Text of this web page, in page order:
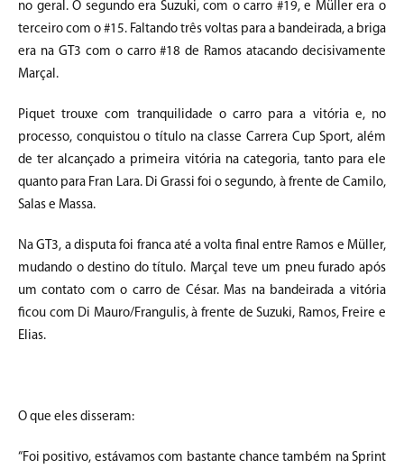
no geral. O segundo era Suzuki, com o carro #19, e Müller era o
terceiro com o #15. Faltando três voltas para a bandeirada, a briga
era na GT3 com o carro #18 de Ramos atacando decisivamente
Marçal.
Piquet trouxe com tranquilidade o carro para a vitória e, no
processo, conquistou o título na classe Carrera Cup Sport, além
de ter alcançado a primeira vitória na categoria, tanto para ele
quanto para Fran Lara. Di Grassi foi o segundo, à frente de Camilo,
Salas e Massa.
Na GT3, a disputa foi franca até a volta final entre Ramos e Müller,
mudando o destino do título. Marçal teve um pneu furado após
um contato com o carro de César. Mas na bandeirada a vitória
ficou com Di Mauro/Frangulis, à frente de Suzuki, Ramos, Freire e
Elias.
O que eles disseram:
“Foi positivo, estávamos com bastante chance também na Sprint